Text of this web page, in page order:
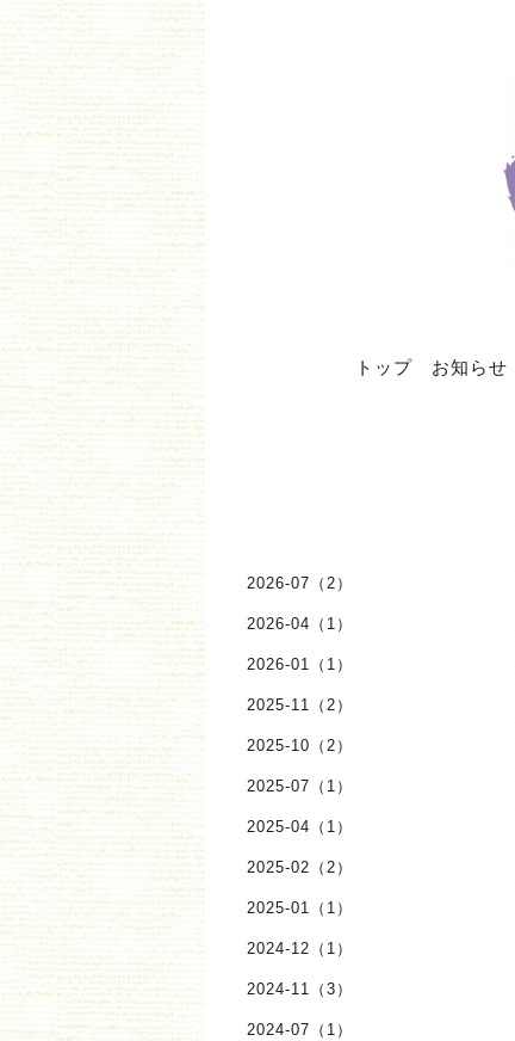
トップ お知らせ
2026-07（2）
2026-04（1）
2026-01（1）
2025-11（2）
2025-10（2）
2025-07（1）
2025-04（1）
2025-02（2）
2025-01（1）
2024-12（1）
2024-11（3）
2024-07（1）